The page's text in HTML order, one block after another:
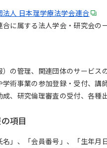
人 日本理学療法学会連合
合に属する法人学会・研究会の
の管理、関連団体のサービ
術事業の参加登録・受付、
、研究倫理審査の受付、各
項目
」、「会員番号」、「生年